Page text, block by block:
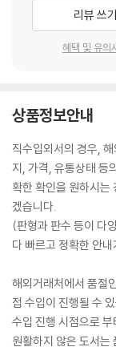
리뷰 쓰기
혜택 및 유의
상품정보안내
직수입외서의 경우,
지, 가격, 유통상태 등
확한 확인을 원하시는
겠습니다.
(판형과 판수 등이 다
다 빠르고 정확한 안
해외거래처에서 품절
접 수입이 진행될 수
수입 진행 시점으로
원활하지 않은 도서는